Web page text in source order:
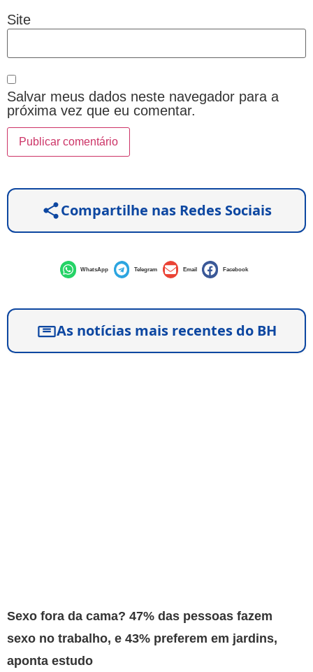
Site
Salvar meus dados neste navegador para a
próxima vez que eu comentar.
Compartilhe nas Redes Sociais
WhatsApp Telegram Email Facebook
As notícias mais recentes do BH
Sexo fora da cama? 47% das pessoas fazem
sexo no trabalho, e 43% preferem em jardins,
aponta estudo